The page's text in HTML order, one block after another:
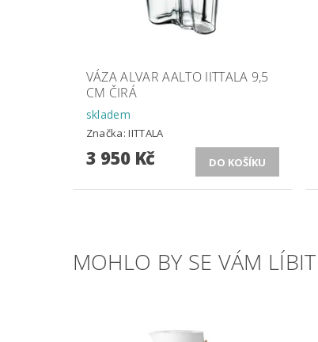
VÁZA ALVAR AALTO IITTALA 9,5
CM ČIRÁ
skladem
Značka:IITTALA
3 950 Kč
MOHLO BY SE VÁM LÍBIT